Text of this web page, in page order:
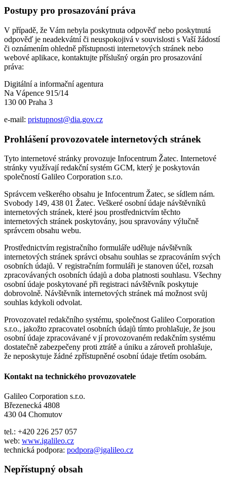
Postupy pro prosazování práva
V případě, že Vám nebyla poskytnuta odpověď nebo poskytnutá
odpověď je neadekvátní či neuspokojivá v souvislosti s Vaší žádostí
či oznámením ohledně přístupnosti internetových stránek nebo
webové aplikace, kontaktujte příslušný orgán pro prosazování
práva:
Digitální a informační agentura
Na Vápence 915/14
130 00 Praha 3
e-mail: pristupnost@dia.gov.cz
Prohlášení provozovatele internetových stránek
Tyto internetové stránky provozuje Infocentrum Žatec. Internetové
stránky využívají redakční systém GCM, který je poskytován
společností Galileo Corporation s.r.o.
Správcem veškerého obsahu je Infocentrum Žatec, se sídlem nám.
Svobody 149, 438 01 Žatec. Veškeré osobní údaje návštěvníků
internetových stránek, které jsou prostřednictvím těchto
internetových stránek poskytovány, jsou spravovány výlučně
správcem obsahu webu.
Prostřednictvím registračního formuláře uděluje návštěvník
internetových stránek správci obsahu souhlas se zpracováním svých
osobních údajů. V registračním formuláři je stanoven účel, rozsah
zpracovávaných osobních údajů a doba platnosti souhlasu. Všechny
osobní údaje poskytované při registraci návštěvník poskytuje
dobrovolně. Návštěvník internetových stránek má možnost svůj
souhlas kdykoli odvolat.
Provozovatel redakčního systému, společnost Galileo Corporation
s.r.o., jakožto zpracovatel osobních údajů tímto prohlašuje, že jsou
osobní údaje zpracovávané v jí provozovaném redakčním systému
dostatečně zabezpečeny proti ztrátě a úniku a zároveň prohlašuje,
že neposkytuje žádné zpřístupněné osobní údaje třetím osobám.
Kontakt na technického provozovatele
Galileo Corporation s.r.o.
Březenecká 4808
430 04 Chomutov
tel.: +420 226 257 057
web: www.igalileo.cz
technická podpora: podpora@igalileo.cz
Nepřístupný obsah